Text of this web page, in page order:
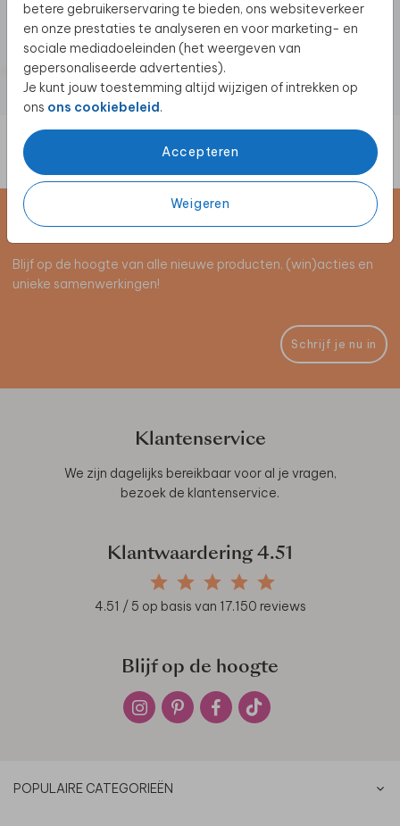
betere gebruikerservaring te bieden, ons websiteverkeer
en onze prestaties te analyseren en voor marketing- en
sociale mediadoeleinden (het weergeven van
gepersonaliseerde advertenties).
Je kunt jouw toestemming altijd wijzigen of intrekken op
ons ons cookiebeleid.
Accepteren
Weigeren
Schrijf je in voor de nieuwsbrief
Blijf op de hoogte van alle nieuwe producten, (win)acties en
unieke samenwerkingen!
Schrijf je nu in
Klantenservice
We zijn dagelijks bereikbaar voor al je vragen,
bezoek de klantenservice.
Klantwaardering 4.51
4.51 / 5 op basis van 17.150 reviews
Blijf op de hoogte
POPULAIRE CATEGORIEËN